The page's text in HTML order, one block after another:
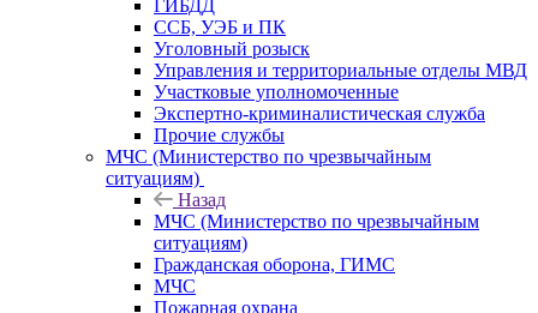
ГИБДД
ССБ, УЭБ и ПК
Уголовный розыск
Управления и территориальные отделы МВД
Участковые уполномоченные
Экспертно-криминалистическая служба
Прочие службы
МЧС (Министерство по чрезвычайным
ситуациям)
Назад
МЧС (Министерство по чрезвычайным
ситуациям)
Гражданская оборона, ГИМС
МЧС
Пожарная охрана